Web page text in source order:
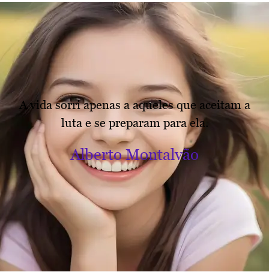
A vida sorri apenas a aqueles que aceitam a
luta e se preparam para ela.
Alberto Montalvão